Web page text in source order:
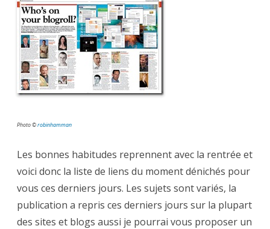
ECM-
BPM
:
les
liens
de
la
semaine
Photo ©robinhamman
Les bonnes habitudes reprennent avec la rentrée et
voici donc la liste de liens du moment dénichés pour
vous ces derniers jours. Les sujets sont variés, la
publication a repris ces derniers jours sur la plupart
des sites et blogs aussi je pourrai vous proposer un